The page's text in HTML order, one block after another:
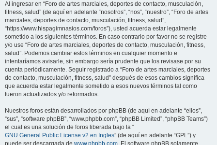
Al ingresar en “Foro de artes marciales, deportes de contacto, musculación,
fitness, salud” (de aquí en adelante “nosotros”, “nos”, “nuestro”, “Foro de artes
marciales, deportes de contacto, musculación, fitness, salud”,
“https://www.hispagimnasios.com/foros”), usted acuerda estar legalmente
sometido a los siguientes términos. En caso contrario por favor no se registre
y/o use “Foro de artes marciales, deportes de contacto, musculación, fitness,
salud”. Podemos cambiar estos términos en cualquier momento e
intentaríamos avisarle, sin embargo sería prudente que los revisase por su
cuenta periódicamente. Seguir registrado a “Foro de artes marciales, deportes
de contacto, musculación, fitness, salud” después de esos cambios significa
que acuerda estar legalmente sometido a esos nuevos términos tal como
fueron actualizados y/o reformados.
Nuestros foros están desarrollados por phpBB (de aquí en adelante “ellos”,
“sus”, “software phpBB”, “www.phpbb.com”, “phpBB Limited”, “phpBB Teams”)
el cual es una solución de foros liberada bajo la “
GNU General Public License v2 en Ingles” (de aquí en adelante “GPL”) y
puede ser descargada de www.phpbb.com. El software phpBB solamente